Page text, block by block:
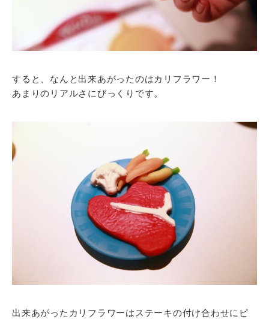
すると、なんと出来あがったのはカリフラワー！
あまりのリアルさにびっくりです。
出来あがったカリフラワーはステーキの付け合わせにピ